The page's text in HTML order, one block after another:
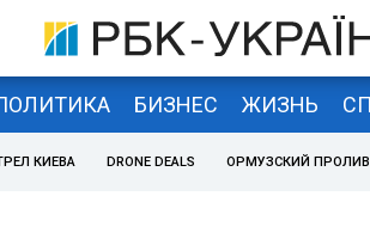
БИЗНЕС ЖИЗНЬ
КИЕВА DRONE DEALS ОРМУЗСКИЙ ПРОЛИВ